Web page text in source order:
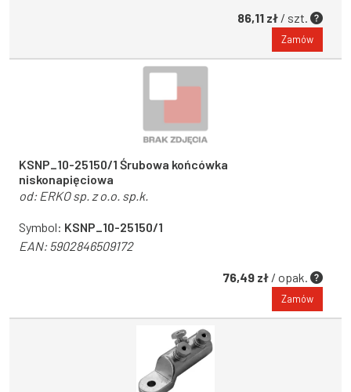
86,11 zł / szt.
Zamów
KSNP_10-25150/1 Śrubowa końcówka
niskonapięciowa
od: ERKO sp. z o.o. sp.k.
Symbol: KSNP_10-25150/1
EAN:5902846509172
76,49 zł / opak.
Zamów